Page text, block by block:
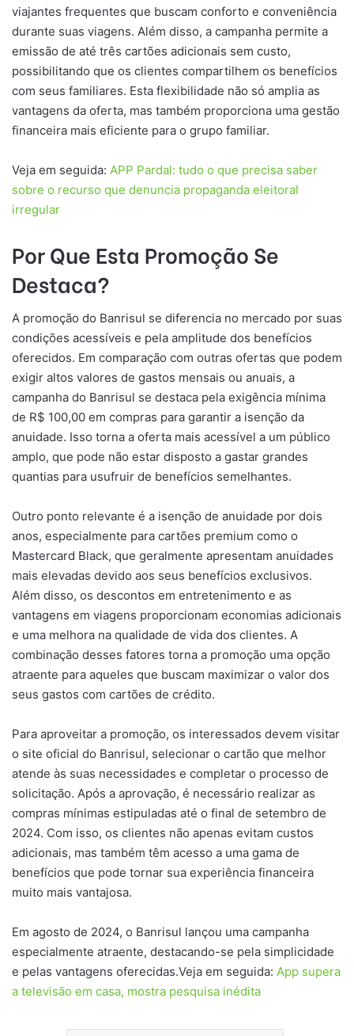
viajantes frequentes que buscam conforto e conveniência
durante suas viagens. Além disso, a campanha permite a
emissão de até três cartões adicionais sem custo,
possibilitando que os clientes compartilhem os benefícios
com seus familiares. Esta flexibilidade não só amplia as
vantagens da oferta, mas também proporciona uma gestão
financeira mais eficiente para o grupo familiar.
Veja em seguida: APP Pardal: tudo o que precisa saber
sobre o recurso que denuncia propaganda eleitoral
irregular
Por Que Esta Promoção Se
Destaca?
A promoção do Banrisul se diferencia no mercado por suas
condições acessíveis e pela amplitude dos benefícios
oferecidos. Em comparação com outras ofertas que podem
exigir altos valores de gastos mensais ou anuais, a
campanha do Banrisul se destaca pela exigência mínima
de R$ 100,00 em compras para garantir a isenção da
anuidade. Isso torna a oferta mais acessível a um público
amplo, que pode não estar disposto a gastar grandes
quantias para usufruir de benefícios semelhantes.
Outro ponto relevante é a isenção de anuidade por dois
anos, especialmente para cartões premium como o
Mastercard Black, que geralmente apresentam anuidades
mais elevadas devido aos seus benefícios exclusivos.
Além disso, os descontos em entretenimento e as
vantagens em viagens proporcionam economias adicionais
e uma melhora na qualidade de vida dos clientes. A
combinação desses fatores torna a promoção uma opção
atraente para aqueles que buscam maximizar o valor dos
seus gastos com cartões de crédito.
Para aproveitar a promoção, os interessados devem visitar
o site oficial do Banrisul, selecionar o cartão que melhor
atende às suas necessidades e completar o processo de
solicitação. Após a aprovação, é necessário realizar as
compras mínimas estipuladas até o final de setembro de
2024. Com isso, os clientes não apenas evitam custos
adicionais, mas também têm acesso a uma gama de
benefícios que pode tornar sua experiência financeira
muito mais vantajosa.
Em agosto de 2024, o Banrisul lançou uma campanha
especialmente atraente, destacando-se pela simplicidade
e pelas vantagens oferecidas.Veja em seguida: App supera
a televisão em casa, mostra pesquisa inédita